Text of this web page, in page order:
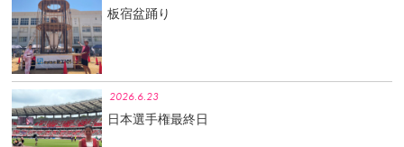
板宿盆踊り
2026.6.23
日本選手権最終日